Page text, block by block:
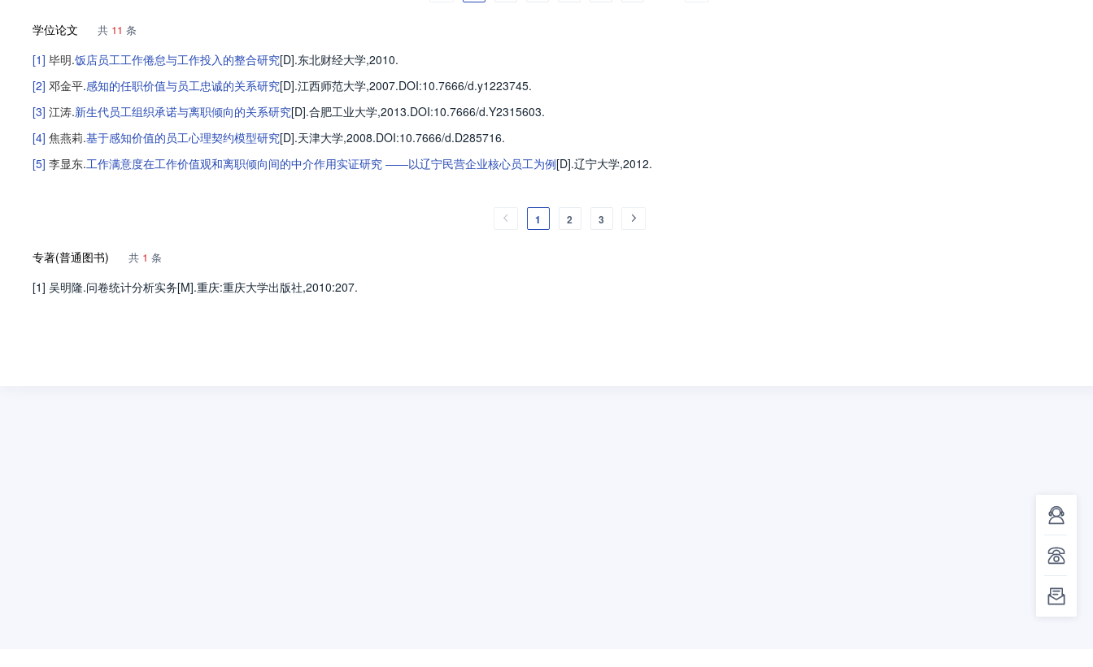
学位论文 共 11 条
[1] 毕明.饭店员工工作倦怠与工作投入的整合研究[D].东北财经大学,2010.
[2] 邓金平.感知的任职价值与员工忠诚的关系研究[D].江西师范大学,2007.DOI:10.7666/d.y1223745.
[3] 江涛.新生代员工组织承诺与离职倾向的关系研究[D].合肥工业大学,2013.DOI:10.7666/d.Y2315603.
[4] 焦燕莉.基于感知价值的员工心理契约模型研究[D].天津大学,2008.DOI:10.7666/d.D285716.
[5] 李显东.工作满意度在工作价值观和离职倾向间的中介作用实证研究 ——以辽宁民营企业核心员工为例[D].辽宁大学,2012.
1 2 3
专著(普通图书) 共 1 条
[1] 吴明隆.问卷统计分析实务[M].重庆:重庆大学出版社,2010:207.